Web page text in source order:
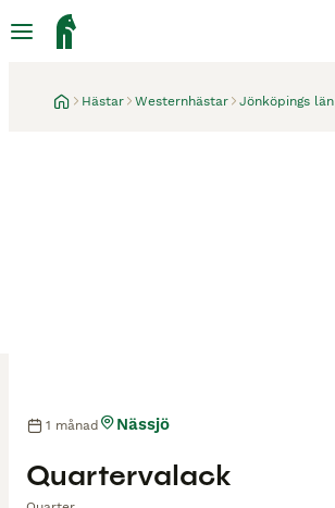
Hästar Westernhästar Jönköpings län
Quartervalack
1 månad Nässjö